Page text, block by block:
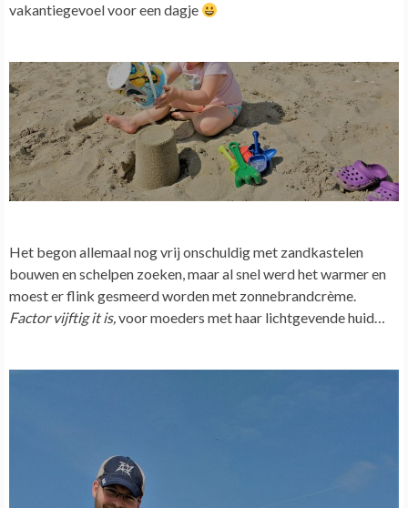
vakantiegevoel voor een dagje
Het begon allemaal nog vrij onschuldig met zandkastelen
bouwen en schelpen zoeken, maar al snel werd het warmer en
moest er flink gesmeerd worden met zonnebrandcrème.
Factor vijftig it is,voor moeders met haar lichtgevende huid…